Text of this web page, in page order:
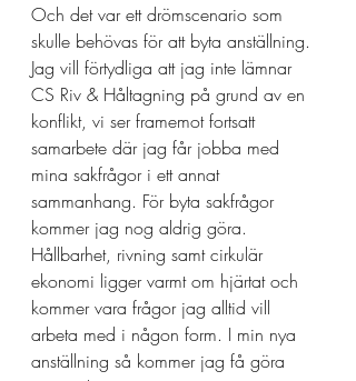
Och det var ett drömscenario som
skulle behövas för att byta anställning.
Jag vill förtydliga att jag inte lämnar
CS Riv & Håltagning på grund av en
konflikt, vi ser framemot fortsatt
samarbete där jag får jobba med
mina sakfrågor i ett annat
sammanhang. För byta sakfrågor
kommer jag nog aldrig göra.
Hållbarhet, rivning samt cirkulär
ekonomi ligger varmt om hjärtat och
kommer vara frågor jag alltid vill
arbeta med i någon form. I min nya
anställning så kommer jag få göra